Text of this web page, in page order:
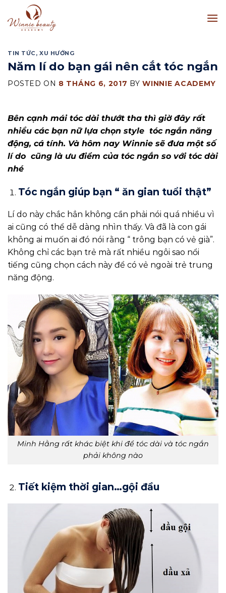
to
content
TIN TỨC,XU HƯỚNG
Năm lí do bạn gái nên cắt tóc ngắn
POSTED ON 8 THÁNG 6, 2017 BYWINNIE ACADEMY
Bên cạnh mái tóc dài thướt tha thì giờ đây rất
nhiều các bạn nữ lựa chọn style tóc ngắn năng
động, cá tính. Và hôm nay Winnie sẽ đưa một số
lí do cũng là ưu điểm của tóc ngắn so với tóc dài
nhé
Tóc ngắn giúp bạn “ ăn gian tuổi thật”
Lí do này chắc hẳn không cần phải nói quá nhiều vì
ai cũng có thể dễ dàng nhìn thấy. Và đã là con gái
không ai muốn ai đó nói rằng “ trông bạn có vẻ già”.
Không chỉ các bạn trẻ mà rất nhiều ngôi sao nổi
tiếng cũng chọn cách này để có vẻ ngoài trẻ trung
năng động.
Minh Hằng rất khác biệt khi để tóc dài và tóc ngắn
phải không nào
Tiết kiệm thời gian…gội đầu